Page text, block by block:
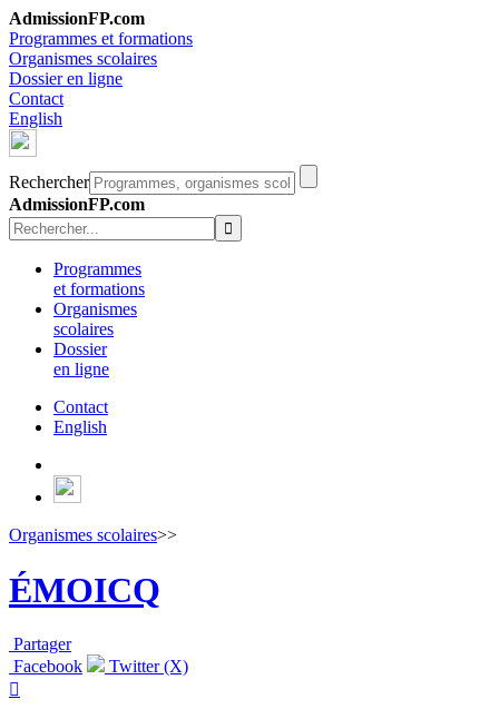
AdmissionFP.com
Programmes et formations
Organismes scolaires
Dossier en ligne
Contact
English
Rechercher
AdmissionFP.com
Programmes
et formations
Organismes
scolaires
Dossier
en ligne
Contact
English
Organismes scolaires>>
ÉMOICQ
Partager
Facebook
Twitter (X)
